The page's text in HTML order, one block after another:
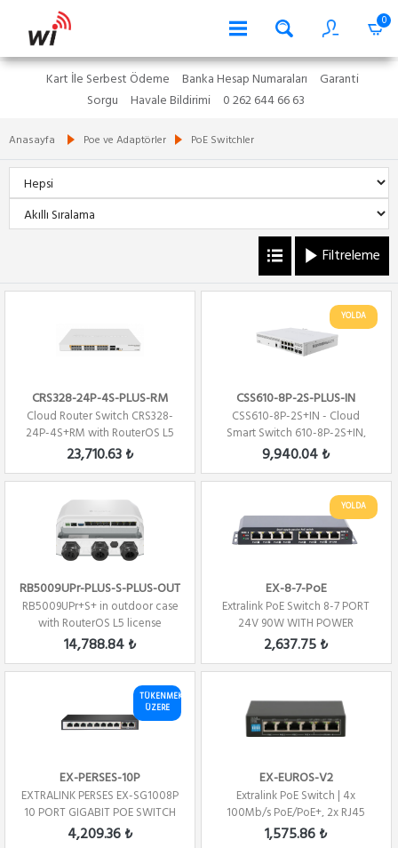
0
Kart İle Serbest Ödeme Banka Hesap Numaraları
Garanti
Sorgu
Havale Bildirimi 0 262 644 66 63
Anasayfa Poe ve Adaptörler PoE Switchler
Filtreleme
CRS328-24P-4S-PLUS-RM
Cloud Router Switch CRS328-
24P-4S+RM with RouterOS L5
24 PORT 480W...
23,710.63 ₺
YOLDA
CSS610-8P-2S-PLUS-IN
CSS610-8P-2S+IN - Cloud
Smart Switch 610-8P-2S+IN,
(SwitchOS)
9,940.04 ₺
RB5009UPr-PLUS-S-PLUS-OUT
RB5009UPr+S+ in outdoor case
with RouterOS L5 license
14,788.84 ₺
YOLDA
EX-8-7-PoE
Extralink PoE Switch 8-7 PORT
24V 90W WITH POWER
ADAPTER 24V 2.5A
2,637.75 ₺
TÜKENMEK
ÜZERE
EX-PERSES-10P
EXTRALINK PERSES EX-SG1008P
10 PORT GIGABIT POE SWITCH
(8X PORT PO...
4,209.36 ₺
EX-EUROS-V2
Extralink PoE Switch | 4x
100Mb/s PoE/PoE+, 2x RJ45
Uplink 100Mb/s...
1,575.86 ₺